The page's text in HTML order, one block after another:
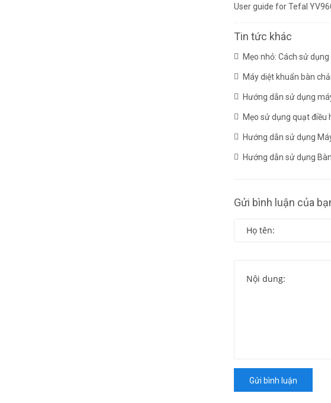
User guide for Tefal
Tin tức khác
Mẹo nhỏ: Cách sử
Máy diệt khuẩn bàn
Hướng dẫn sử dụng
Mẹo sử dụng quạt điều
Hướng dẫn sử dụng
Hướng dẫn sử dụng
Gửi bình luận của
Gửi bình luận